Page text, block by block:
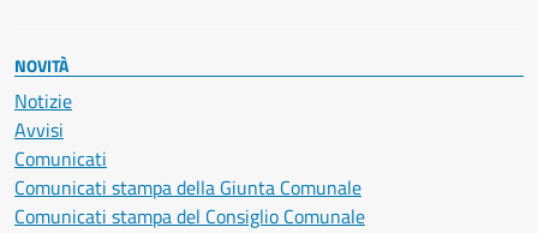
NOVITÀ
Notizie
Avvisi
Comunicati
Comunicati stampa della Giunta Comunale
Comunicati stampa del Consiglio Comunale